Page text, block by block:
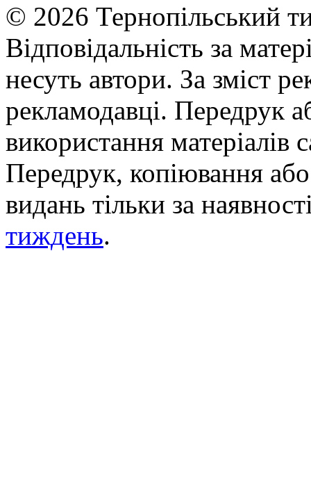
© 2026 Тернопільський
Відповідальність за
несуть автори. За зміст
рекламодавці. Передрук
використання матеріалів
Передрук, копіювання
видань тільки за
тиждень.